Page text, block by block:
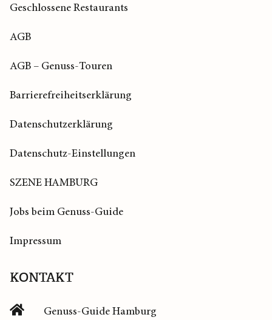
Geschlossene Restaurants
AGB
AGB – Genuss-Touren
Barrierefreiheitserklärung
Datenschutzerklärung
Datenschutz-Einstellungen
SZENE HAMBURG
Jobs beim Genuss-Guide
Impressum
KONTAKT
Genuss-Guide Hamburg